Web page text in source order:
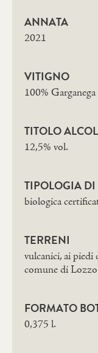
ANNATA
2021
VITIGNO
100% Garganega
TITOLO
12,5% vol.
TIPOLOGIA
biologica
TERRENI
vulcanici, ai
comune di
FORMATO
0,375 l.